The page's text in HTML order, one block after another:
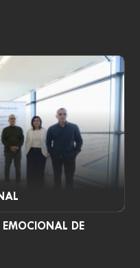
EMOCIONAL DE